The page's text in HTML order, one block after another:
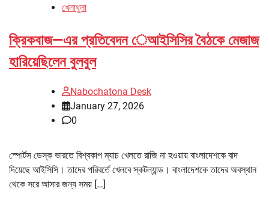
খেলাধুলা
ক্রিকবাজ—এর প্রতিবেদন েআইসিসির বৈঠকে মেজাজ
হারিয়েছিলেন বুলবুল
Nabochatona Desk
January 27, 2026
0
স্পোর্টস ডেস্ক ভারতে বিশ্বকাপ ম্যাচ খেলতে রাজি না হওয়ায় বাংলাদেশকে বাদ
দিয়েছে আইসিসি। তাদের পরিবর্তে খেলবে স্কটল্যান্ড। বাংলাদেশকে তাদের অবস্থান
থেকে সরে আসার জন্য সময় […]